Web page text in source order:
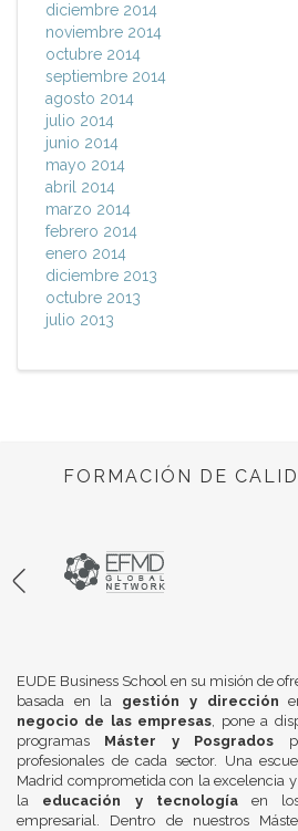
diciembre 2014
noviembre 2014
octubre 2014
septiembre 2014
agosto 2014
julio 2014
junio 2014
mayo 2014
abril 2014
marzo 2014
febrero 2014
enero 2014
diciembre 2013
octubre 2013
julio 2013
FORMACIÓN DE
EUDE Business School en su misión de
basada en la gestión y dirección
negocio de las empresas, pone a
programas Máster y Posgrados
profesionales de cada sector. Una
Madrid comprometida con la excelencia
la educación y tecnologíaen los
empresarial. Dentro de nuestros